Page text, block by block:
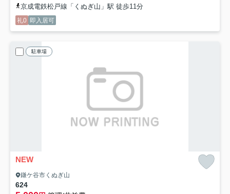
京成電鉄松戸線「くぬぎ山」駅 徒歩11分
礼0 即入居可
駐車場
NEW
鎌ケ谷市くぬぎ山
624